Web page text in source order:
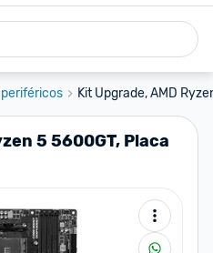
Kit Upgrade, AMD
5 5600GT, Placa